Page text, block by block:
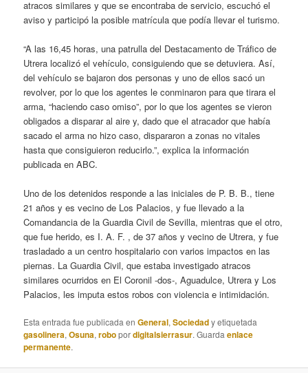
atracos similares y que se encontraba de servicio, escuchó el
aviso y participó la posible matrícula que podía llevar el turismo.
“A las 16,45 horas, una patrulla del Destacamento de Tráfico de
Utrera localizó el vehículo, consiguiendo que se detuviera. Así,
del vehículo se bajaron dos personas y uno de ellos sacó un
revolver, por lo que los agentes le conminaron para que tirara el
arma, “haciendo caso omiso”, por lo que los agentes se vieron
obligados a disparar al aire y, dado que el atracador que había
sacado el arma no hizo caso, dispararon a zonas no vitales
hasta que consiguieron reducirlo.”, explica la información
publicada en ABC.
Uno de los detenidos responde a las iniciales de P. B. B., tiene
21 años y es vecino de Los Palacios, y fue llevado a la
Comandancia de la Guardia Civil de Sevilla, mientras que el otro,
que fue herido, es I. A. F. , de 37 años y vecino de Utrera, y fue
trasladado a un centro hospitalario con varios impactos en las
piernas. La Guardia Civil, que estaba investigado atracos
similares ocurridos en El Coronil -dos-, Aguadulce, Utrera y Los
Palacios, les imputa estos robos con violencia e intimidación.
Esta entrada fue publicada enGeneral,Sociedady etiquetada
gasolinera,Osuna,robopordigitalsierrasur. Guardaenlace
permanente.